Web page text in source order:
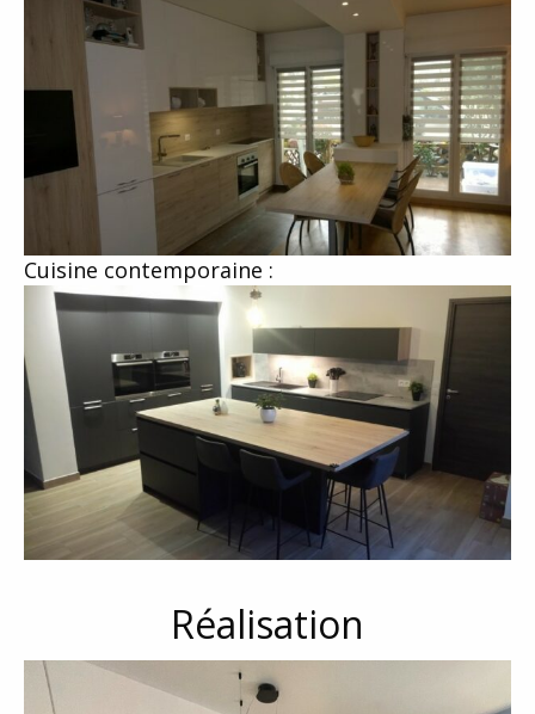
Cuisine contemporaine :
Réalisation